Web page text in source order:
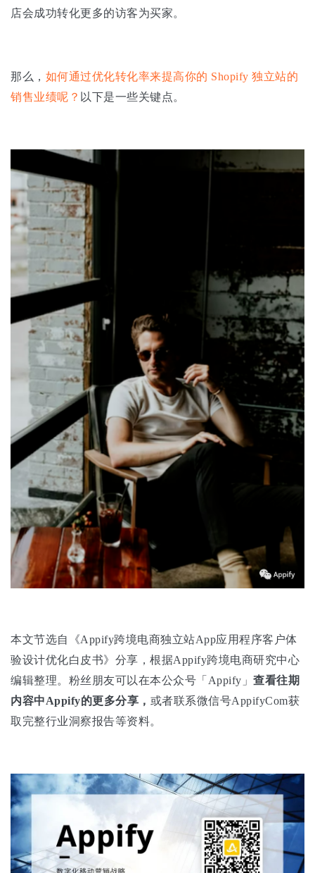
店会成功转化更多的访客为买家。
那么， 如何通过优化转化率来提高你的 Shopify 独立站的
销售业绩呢？ 以下是一些关键点。
本文节选自《Appify跨境电商独立站App应用程序客户体
验设计优化白皮书》分享，根据Appify跨境电商研究中心
编辑整理。粉丝朋友可以在本公众号「Appify」 查看往期
内容中Appify的更多分享， 或者联系微信号AppifyCom获
取完整行业洞察报告等资料。